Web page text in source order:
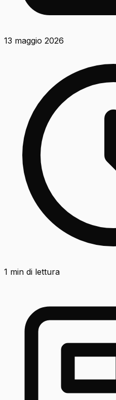
13 maggio 2026
1 min di lettura